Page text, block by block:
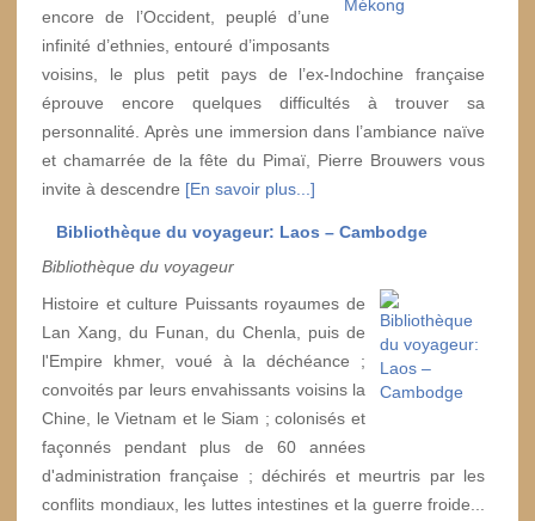
encore de l’Occident, peuplé d’une
infinité d’ethnies, entouré d’imposants
voisins, le plus petit pays de l’ex-Indochine française
éprouve encore quelques difficultés à trouver sa
personnalité. Après une immersion dans l’ambiance naïve
et chamarrée de la fête du Pimaï, Pierre Brouwers vous
invite à descendre [En savoir plus...]
Bibliothèque du voyageur: Laos – Cambodge
Bibliothèque du voyageur
Histoire et culture Puissants royaumes de
Lan Xang, du Funan, du Chenla, puis de
l'Empire khmer, voué à la déchéance ;
convoités par leurs envahissants voisins la
Chine, le Vietnam et le Siam ; colonisés et
façonnés pendant plus de 60 années
d'administration française ; déchirés et meurtris par les
conflits mondiaux, les luttes intestines et la guerre froide...